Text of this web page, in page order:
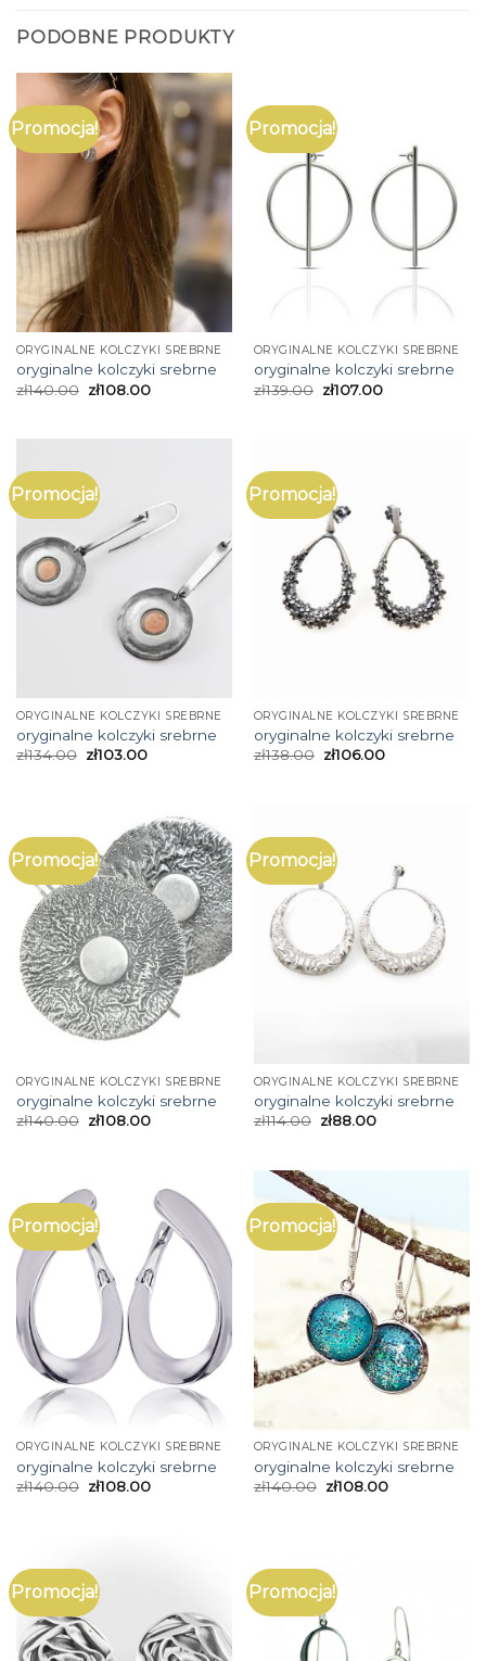
PODOBNE PRODUKTY
Promocja!
ORYGINALNE KOLCZYKI SREBRNE
oryginalne kolczyki srebrne
zł140.00 zł108.00
Promocja!
ORYGINALNE KOLCZYKI SREBRNE
oryginalne kolczyki srebrne
zł139.00 zł107.00
Promocja!
ORYGINALNE KOLCZYKI SREBRNE
oryginalne kolczyki srebrne
zł134.00 zł103.00
Promocja!
ORYGINALNE KOLCZYKI SREBRNE
oryginalne kolczyki srebrne
zł138.00 zł106.00
Promocja!
ORYGINALNE KOLCZYKI SREBRNE
oryginalne kolczyki srebrne
zł140.00 zł108.00
Promocja!
ORYGINALNE KOLCZYKI SREBRNE
oryginalne kolczyki srebrne
zł114.00 zł88.00
Promocja!
ORYGINALNE KOLCZYKI SREBRNE
oryginalne kolczyki srebrne
zł140.00 zł108.00
Promocja!
ORYGINALNE KOLCZYKI SREBRNE
oryginalne kolczyki srebrne
zł140.00 zł108.00
Promocja! Promocja!